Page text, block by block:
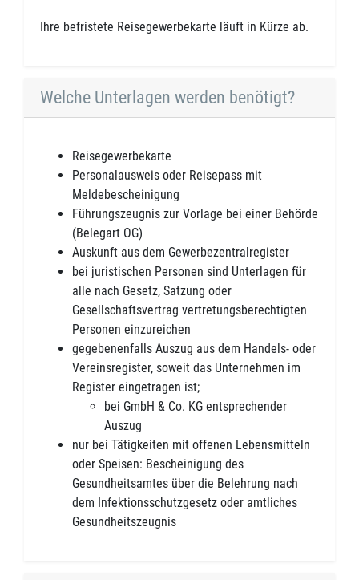
Ihre befristete Reisegewerbekarte läuft in Kürze ab.
Welche Unterlagen werden benötigt?
Reisegewerbekarte
Personalausweis oder Reisepass mit
Meldebescheinigung
Führungszeugnis zur Vorlage bei einer Behörde
(Belegart OG)
Auskunft aus dem Gewerbezentralregister
bei juristischen Personen sind Unterlagen für
alle nach Gesetz, Satzung oder
Gesellschaftsvertrag vertretungsberechtigten
Personen einzureichen
gegebenenfalls Auszug aus dem Handels- oder
Vereinsregister, soweit das Unternehmen im
Register eingetragen ist;
bei GmbH & Co. KG entsprechender
Auszug
nur bei Tätigkeiten mit offenen Lebensmitteln
oder Speisen: Bescheinigung des
Gesundheitsamtes über die Belehrung nach
dem Infektionsschutzgesetz oder amtliches
Gesundheitszeugnis